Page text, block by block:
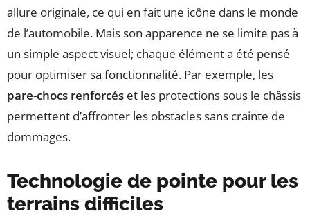
allure originale, ce qui en fait une icône dans le monde
de l’automobile. Mais son apparence ne se limite pas à
un simple aspect visuel; chaque élément a été pensé
pour optimiser sa fonctionnalité. Par exemple, les
pare-chocs renforcés et les protections sous le châssis
permettent d’affronter les obstacles sans crainte de
dommages.
Technologie de pointe pour les
terrains difficiles